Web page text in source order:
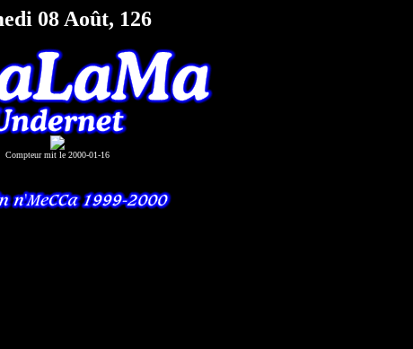
08 Août, 126
Compteur mit le 2000-01-16